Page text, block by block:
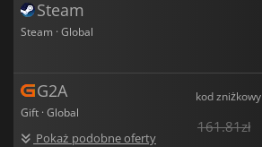
Steam
Steam · Global
G2A
Gift · Global
Pokaż podobne oferty
kod zniżkowy
161.81zł